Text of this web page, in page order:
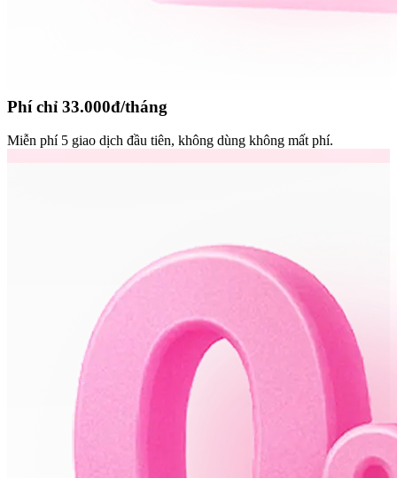
Phí chỉ 33.000đ/tháng
Miễn phí 5 giao dịch đầu tiên, không dùng không mất phí.